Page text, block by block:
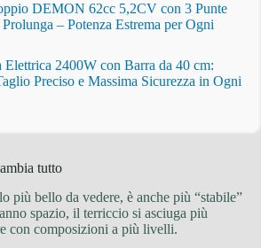
DEMON 62cc 5,2CV con 3 Punte
– Potenza Estrema per Ogni
Elettrica 2400W con Barra da 40 cm:
Preciso e Massima Sicurezza in Ogni
tutto
più bello da vedere, è anche più “stabile”
spazio, il terriccio si asciuga più
con composizioni a più livelli.